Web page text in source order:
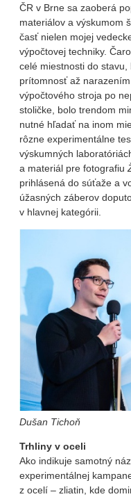
ČR v Brne sa zaoberá
materiálov a výskumom
časť nielen mojej
výpočtovej techniky.
celé miestnosti do
prítomnosť až
výpočtového stroja po
stoličke, bolo trendom
nutné hľadať na inom
rôzne experimentálne
výskumných
a materiál pre fotografiu
prihlásená do súťaže a
úžasných záberov
v hlavnej kategórii.
Dušan Tichoň
Trhliny v oceli
Ako indikuje samotný
experimentálnej
z ocelí – zliatin, kde